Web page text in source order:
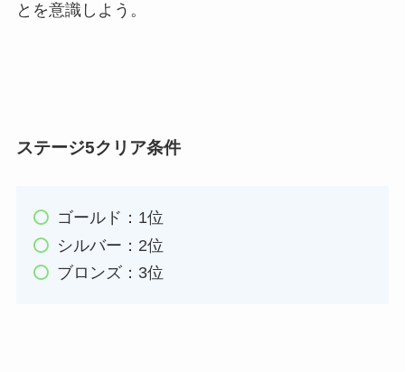
とを意識しよう。
ステージ5クリア条件
ゴールド：1位
シルバー：2位
ブロンズ：3位